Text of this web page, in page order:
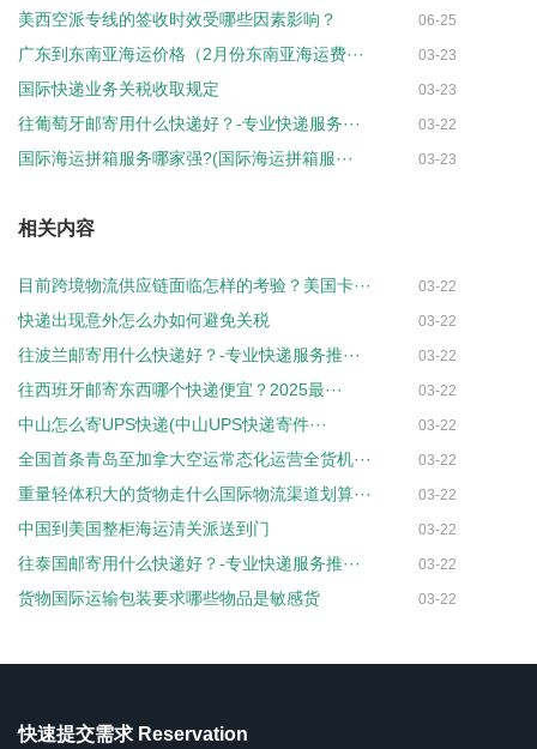
美西空派专线的签收时效受哪些因素影响？ 06-25
广东到东南亚海运价格（2月份东南亚海运费··· 03-23
国际快递业务关税收取规定 03-23
往葡萄牙邮寄用什么快递好？-专业快递服务··· 03-22
国际海运拼箱服务哪家强?(国际海运拼箱服··· 03-23
相关内容
目前跨境物流供应链面临怎样的考验？美国卡··· 03-22
快递出现意外怎么办如何避免关税 03-22
往波兰邮寄用什么快递好？-专业快递服务推··· 03-22
往西班牙邮寄东西哪个快递便宜？2025最··· 03-22
中山怎么寄UPS快递(中山UPS快递寄件··· 03-22
全国首条青岛至加拿大空运常态化运营全货机··· 03-22
重量轻体积大的货物走什么国际物流渠道划算··· 03-22
中国到美国整柜海运清关派送到门 03-22
往泰国邮寄用什么快递好？-专业快递服务推··· 03-22
货物国际运输包装要求哪些物品是敏感货 03-22
快速提交需求 Reservation